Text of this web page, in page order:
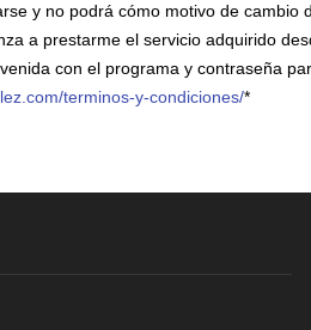
y no podrá cómo motivo de cambio
a prestarme el servicio adquirido
con el programa y contraseña
terminos-y-condiciones/*